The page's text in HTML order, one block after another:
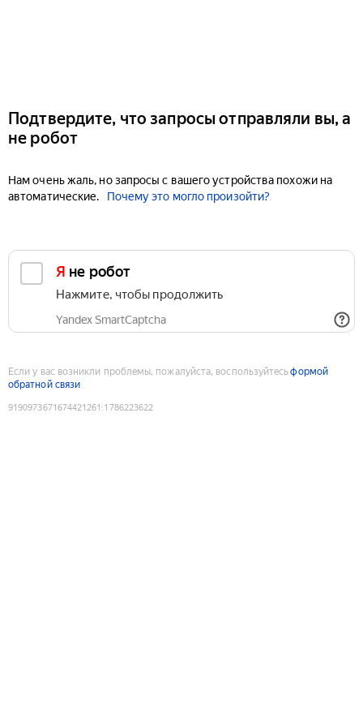
Подтвердите, что запросы отправляли вы, а
не робот
Нам очень жаль, но запросы с вашего устройства похожи на
автоматические.
Почему это могло произойти?
Я не робот
Нажмите, чтобы продолжить
Yandex SmartCaptcha
Если у вас возникли проблемы, пожалуйста, воспользуйтесьформой
обратной связи
9190973671674421261 :1786223622